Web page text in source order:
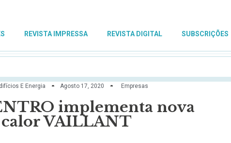
REVISTA IMPRESSA REVISTA DIGITAL SUBSCRIÇÕES
E Energia Agosto 17, 2020 Empresas
implementa nova
VAILLANT